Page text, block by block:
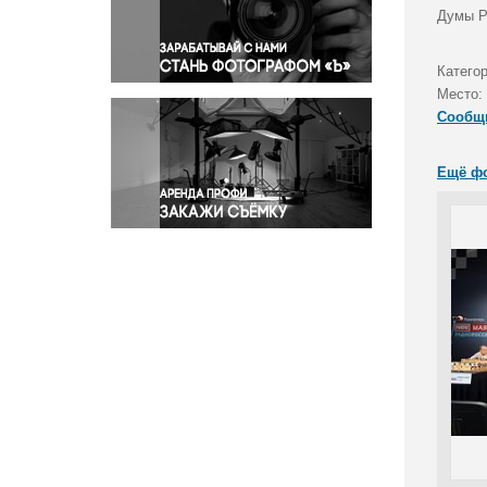
Правосудие
Происшествия и конфликты
Религия
Светская жизнь
Спорт
Экология
Экономика и бизнес
Думы
Место:
Ещё